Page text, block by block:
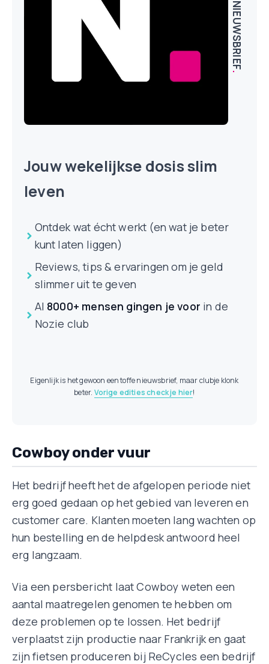
NIEUWSBRIEF
.
Jouw wekelijkse dosis slim
leven
Ontdek wat écht werkt (en wat je beter
kunt laten liggen)
Reviews, tips & ervaringen om je geld
slimmer uit te geven
Al 8000+ mensen gingen je voor in de
Nozie club
Eigenlijk is het gewoon een toffe nieuwsbrief, maar clubje klonk
beter. Vorige edities check je hier!
Cowboy onder vuur
Het bedrijf heeft het de afgelopen periode niet
erg goed gedaan op het gebied van leveren en
customer care. Klanten moeten lang wachten op
hun bestelling en de helpdesk antwoord heel
erg langzaam.
Via een persbericht laat Cowboy weten een
aantal maatregelen genomen te hebben om
deze problemen op te lossen. Het bedrijf
verplaatst zijn productie naar Frankrijk en gaat
zijn fietsen produceren bij ReCycles een bedrijf